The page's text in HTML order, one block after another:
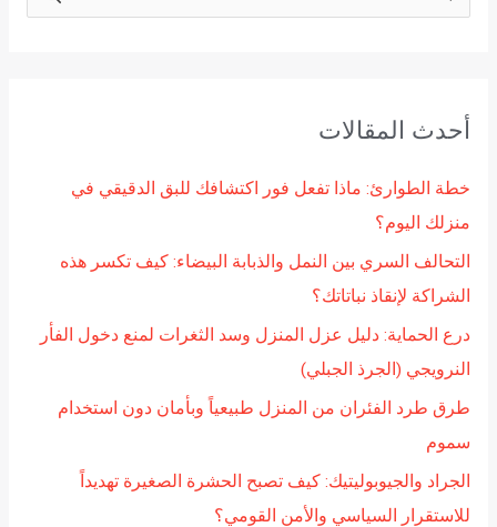
ث
أحدث المقالات
خطة الطوارئ: ماذا تفعل فور اكتشافك للبق الدقيقي في
منزلك اليوم؟
التحالف السري بين النمل والذبابة البيضاء: كيف تكسر هذه
الشراكة لإنقاذ نباتاتك؟
درع الحماية: دليل عزل المنزل وسد الثغرات لمنع دخول الفأر
النرويجي (الجرذ الجبلي)
طرق طرد الفئران من المنزل طبيعياً وبأمان دون استخدام
سموم
الجراد والجيوبوليتيك: كيف تصبح الحشرة الصغيرة تهديداً
للاستقرار السياسي والأمن القومي؟